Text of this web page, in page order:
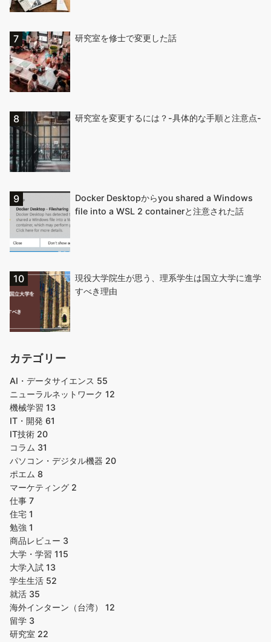
研究室を修士で変更した話
研究室を変更するには？-具体的な手順と注意点-
Docker Desktopからyou shared a Windows
file into a WSL 2 containerと注意された話
現役大学院生が思う、理系学生は国立大学に進学
すべき理由
カテゴリー
AI・データサイエンス 55
ニューラルネットワーク 12
機械学習 13
IT・開発 61
IT技術 20
コラム 31
パソコン・デジタル機器 20
ポエム 8
マーケティング 2
仕事 7
住宅 1
勉強 1
商品レビュー 3
大学・学習 115
大学入試 13
学生生活 52
就活 35
海外インターン（台湾） 12
留学 3
研究室 22